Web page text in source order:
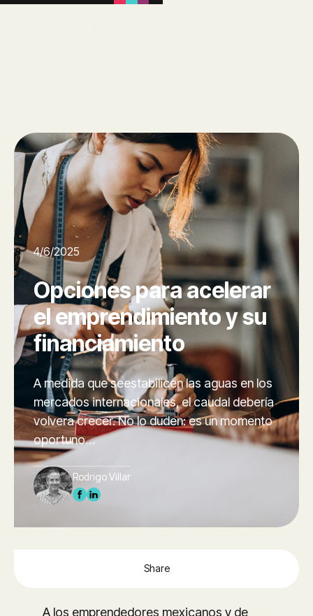
4/6/2025
Opciones para acelerar
el emprendimiento y su
financiamiento
A medida que seestabilicen las aguas en los
mercados internacionales, el caudal debería
volvera crecer. No lo duden: es un momento
oportuno…
Rodrigo Villar
Share
A los emprendedores mexicanos y de